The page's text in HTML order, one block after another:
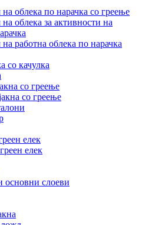
облека по нарачка со греење
облека за активности на
работна облека по нарачка
со качулка
со греење
со греење
елек
елек
основни слоеви